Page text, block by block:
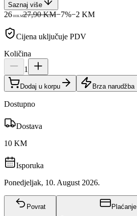
Saznaj više
26 00KM27,90 KM−7%−2 KM
Cijena uključuje PDV
Količina
1
Dodaj u korpu Brza narudžba
Dostupno
Dostava
10 KM
Isporuka
Ponedjeljak, 10. August 2026.
Povrat
Plaćanje